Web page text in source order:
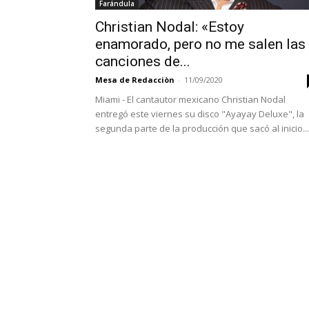
Farándula
Christian Nodal: «Estoy
enamorado, pero no me salen las
canciones de...
Mesa de Redacciòn - 11/09/2020
Miami - El cantautor mexicano Christian Nodal
entregó este viernes su disco "Ayayay Deluxe", la
segunda parte de la producción que sacó al inicio...